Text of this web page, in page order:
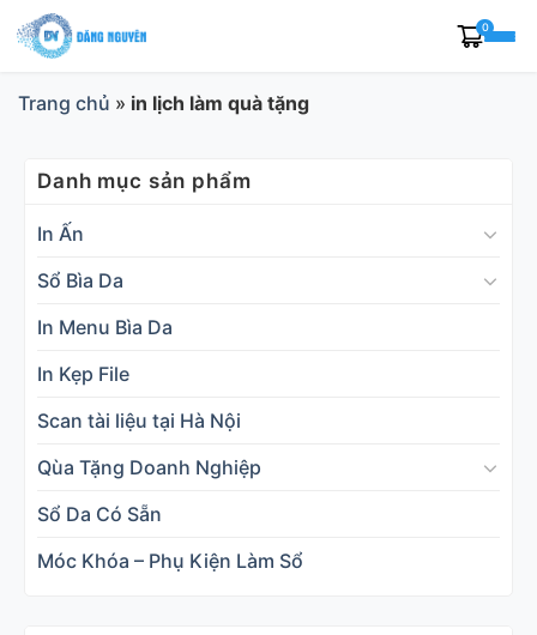
Skip
to
0
Trang chủ » in lịch làm quà tặng
Danh mục sản phẩm
In Ấn
Sổ Bìa Da
In Menu Bìa Da
In Kẹp File
Scan tài liệu tại Hà Nội
Qùa Tặng Doanh Nghiệp
Sổ Da Có Sẵn
Móc Khóa – Phụ Kiện Làm Sổ